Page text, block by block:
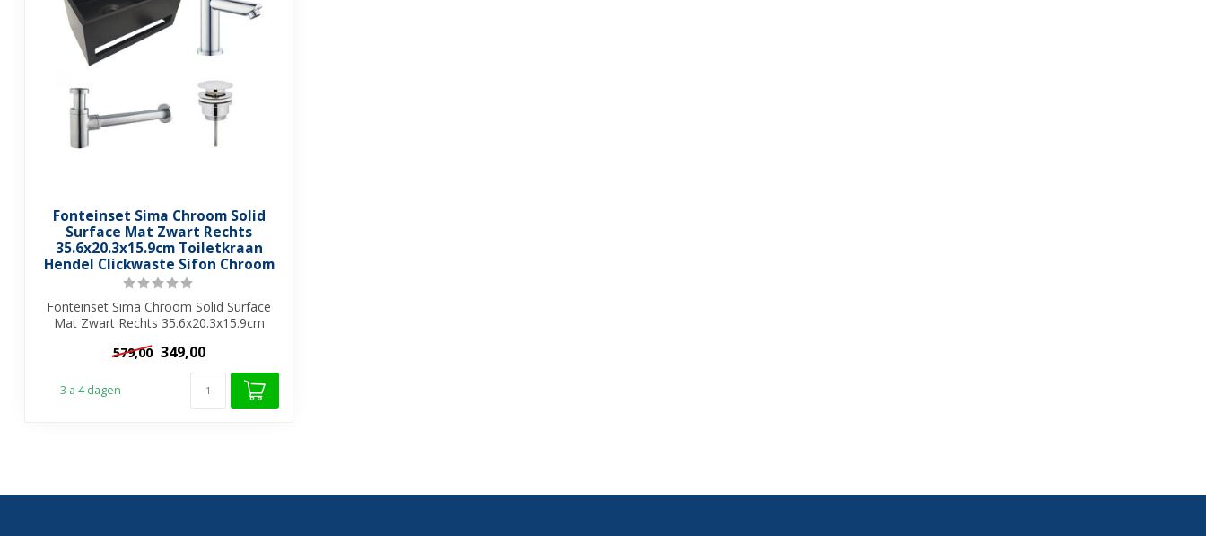
Fonteinset Sima Chroom Solid
Surface Mat Zwart Rechts
35.6x20.3x15.9cm Toiletkraan
Hendel Clickwaste Sifon Chroom
Fonteinset Sima Chroom Solid Surface
Mat Zwart Rechts 35.6x20.3x15.9cm
579,00 349,00
3 a 4 dagen